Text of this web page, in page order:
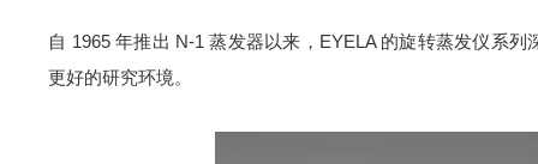
自 1965 年推出 N-1 蒸发器以来，EYELA 的旋转蒸发仪系
更好的研究环境。